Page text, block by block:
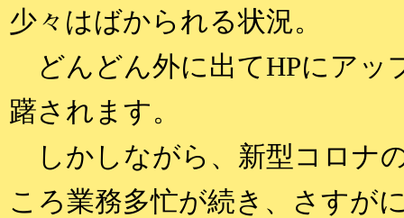
少々はばかられる状況。
どんどん外に出てHPにアッ
躇されます。
しかしながら、新型コロナ
ころ業務多忙が続き、さすが